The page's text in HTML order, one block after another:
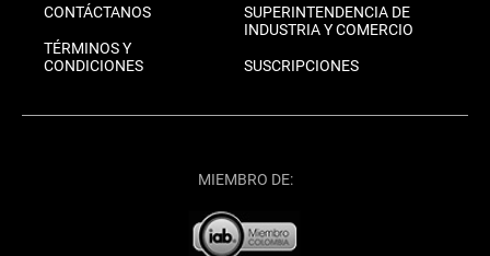
CONTÁCTANOS
TÉRMINOS Y
CONDICIONES
SUPERINTENDENCIA DE
INDUSTRIA Y COMERCIO
SUSCRIPCIONES
MIEMBRO DE: